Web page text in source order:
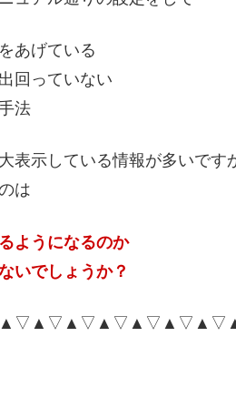
あげている
回っていない
法
表示している情報が多いです
は
ようになるのか
いでしょうか？